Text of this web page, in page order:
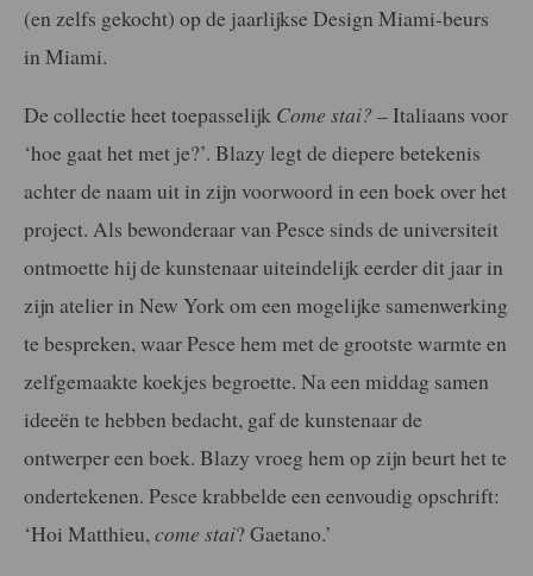
(en zelfs gekocht) op de jaarlijkse Design Miami-beurs
in Miami.
De collectie heet toepasselijk Come stai?– Italiaans voor
‘hoe gaat het met je?’. Blazy legt de diepere betekenis
achter de naam uit in zijn voorwoord in een boek over het
project. Als bewonderaar van Pesce sinds de universiteit
ontmoette hij de kunstenaar uiteindelijk eerder dit jaar in
zijn atelier in New York om een mogelijke samenwerking
te bespreken, waar Pesce hem met de grootste warmte en
zelfgemaakte koekjes begroette. Na een middag samen
ideeën te hebben bedacht, gaf de kunstenaar de
ontwerper een boek. Blazy vroeg hem op zijn beurt het te
ondertekenen. Pesce krabbelde een eenvoudig opschrift:
‘Hoi Matthieu,come stai? Gaetano.’